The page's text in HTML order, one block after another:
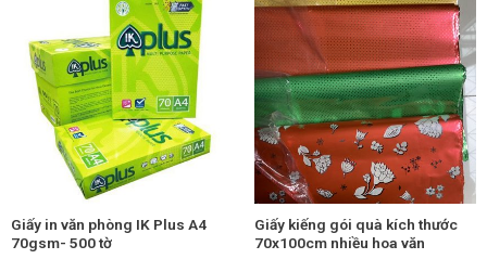
Giấy in văn phòng IK Plus A4
70gsm- 500 tờ
Giấy kiếng gói quà kích thước
70x100cm nhiều hoa văn
phẩm
này
có
nhiều
biến
thể.
Các
tùy
chọn
có